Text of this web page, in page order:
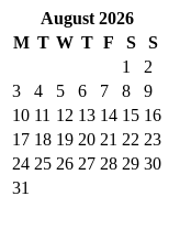
August 2026
M T W T F S
S
1
2
3
4 5 6 7 8
9
10 11 12 13 14 15 16
17 18 19 20 21 22 23
24 25 26 27 28 29 30
31